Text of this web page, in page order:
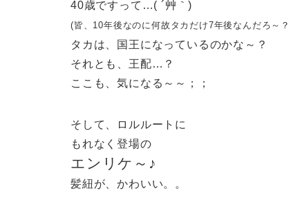
40歳ですって…( ´艸｀)
(皆、10年後なのに何故タカだけ7年後なんだろ～
タカは、国王になっているのかな～？
それとも、王配…？
ここも、気になる～～；；
そして、ロルルートに
もれなく登場の
エンリケ～♪
髪紐が、かわいい。。